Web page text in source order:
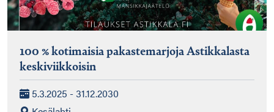
100 % kotimaisia pakastemarjoja Astikkalasta
keskiviikkoisin
5.3.2025 - 31.12.2030